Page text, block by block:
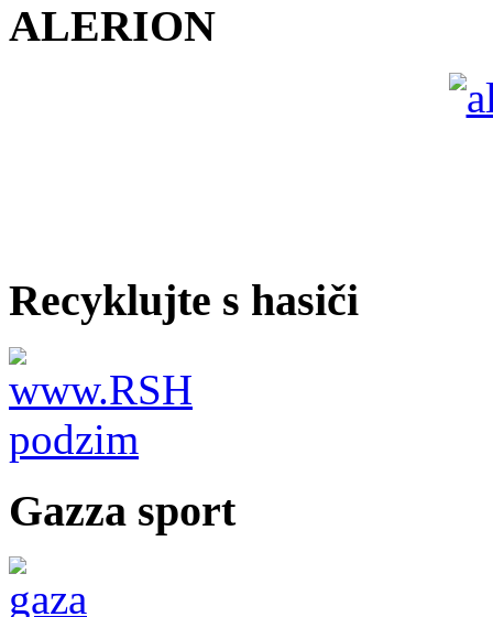
ALERION
Recyklujte s hasiči
Gazza sport